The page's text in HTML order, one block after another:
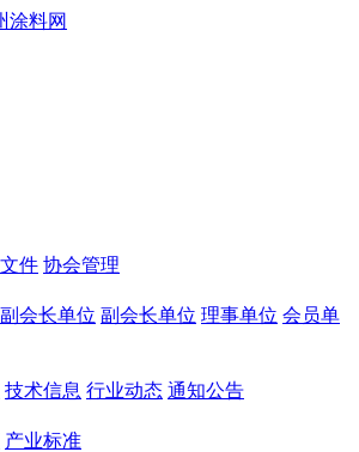
件 协会管理
会长单位 副会长单位 理事单位 会员单
技术信息 行业动态 通知公告
产业标准